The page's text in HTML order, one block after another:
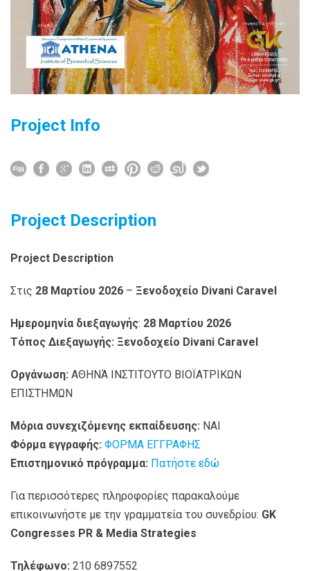
Project Info
Project Description
Project Description
Στις 28 Μαρτίου 2026 – Ξενοδοχείο Divani Caravel
Ημερομηνία διεξαγωγής: 28 Μαρτίου 2026
Τόπος Διεξαγωγής: Ξενοδοχείο Divani Caravel
Οργάνωση: ΑΘΗΝΆ ΙΝΣΤΙΤΟΥΤΟ ΒΙΟΪΑΤΡΙΚΩΝ
ΕΠΙΣΤΗΜΩΝ
Μόρια συνεχιζόμενης εκπαίδευσης: ΝΑΙ
Φόρμα εγγραφής: ΦΟΡΜΑ ΕΓΓΡΑΦΗΣ
Επιστημονικό πρόγραμμα: Πατήστε εδώ
Για περισσότερες πληροφορίες παρακαλούμε
επικοινωνήστε με την γραμματεία του συνεδρίου: GK
Congresses PR & Media Strategies
Τηλέφωνο: 210 6897552